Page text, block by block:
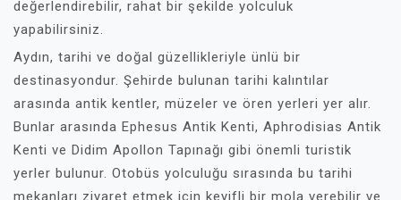
değerlendirebilir, rahat bir şekilde yolculuk
yapabilirsiniz.
Aydın, tarihi ve doğal güzellikleriyle ünlü bir
destinasyondur. Şehirde bulunan tarihi kalıntılar
arasında antik kentler, müzeler ve ören yerleri yer alır.
Bunlar arasında Ephesus Antik Kenti, Aphrodisias Antik
Kenti ve Didim Apollon Tapınağı gibi önemli turistik
yerler bulunur. Otobüs yolculuğu sırasında bu tarihi
mekanları ziyaret etmek için keyifli bir mola verebilir ve